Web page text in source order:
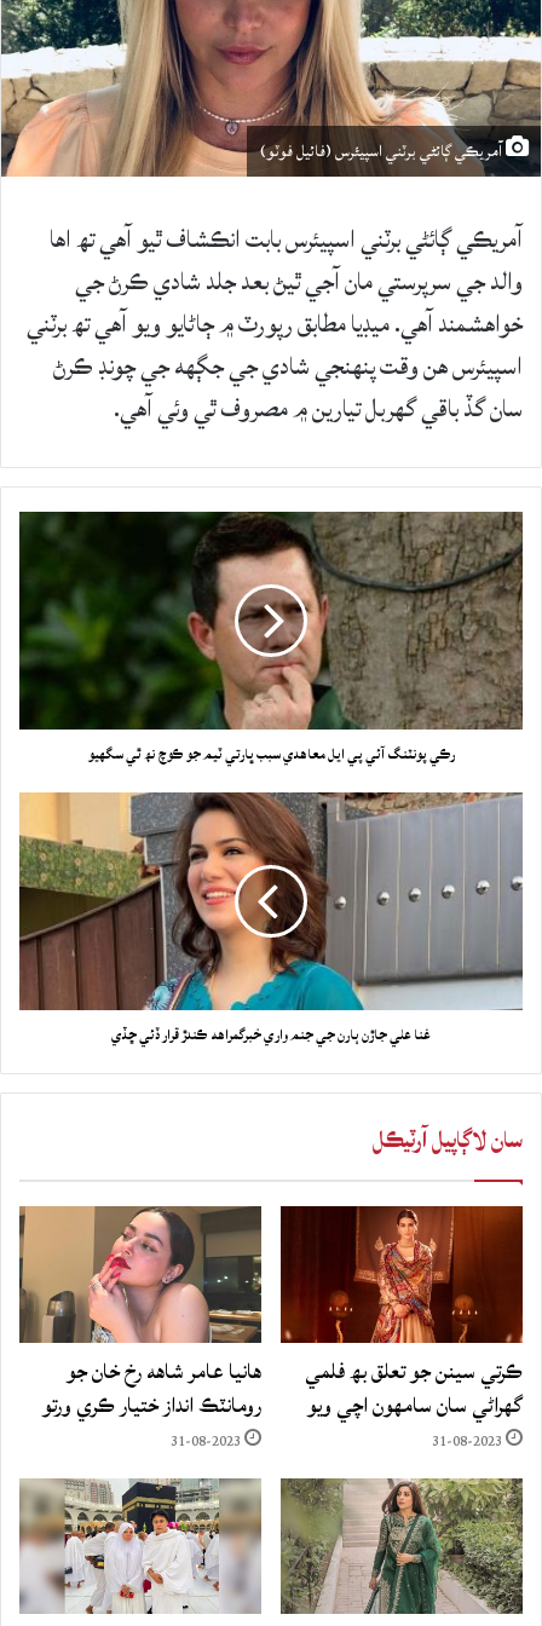
آمريڪي ڳائڻي برٽني اسپيئرس (فائيل فوٽو)
آمريڪي ڳائڻي برٽني اسپيئرس بابت انڪشاف ٿيو آهي تھ اها
والد جي سرپرستي مان آجي ٿيڻ بعد جلد شادي ڪرڻ جي
خواهشمند آهي. ميڊيا مطابق رپورٽ ۾ ڄاڻايو ويو آهي تھ برٽني
اسپيئرس هن وقت پنهنجي شادي جي جڳهه جي چونڊ ڪرڻ
سان گڏ باقي گهربل تيارين ۾ مصروف ٿي وئي آهي.
رڪي پونٽنگ آئي پي ايل معاهدي سبب ڀارتي ٽيم جو ڪوچ نھ ٿي سگهيو
غنا علي جاڙن ٻارن جي جنم واري خبرگمراهه ڪندڙ قرار ڏئي ڇڏي
سان لاڳاپيل آرٽيڪل
ڪرتي سينن جو تعلق بھ فلمي
گهراڻي سان سامهون اچي ويو
31-08-2023
هانيا عامر شاهه رخ خان جو
رومانٽڪ انداز ختيار ڪري ورتو
31-08-2023